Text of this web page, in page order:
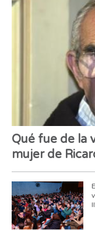
Qué fue de la
mujer de